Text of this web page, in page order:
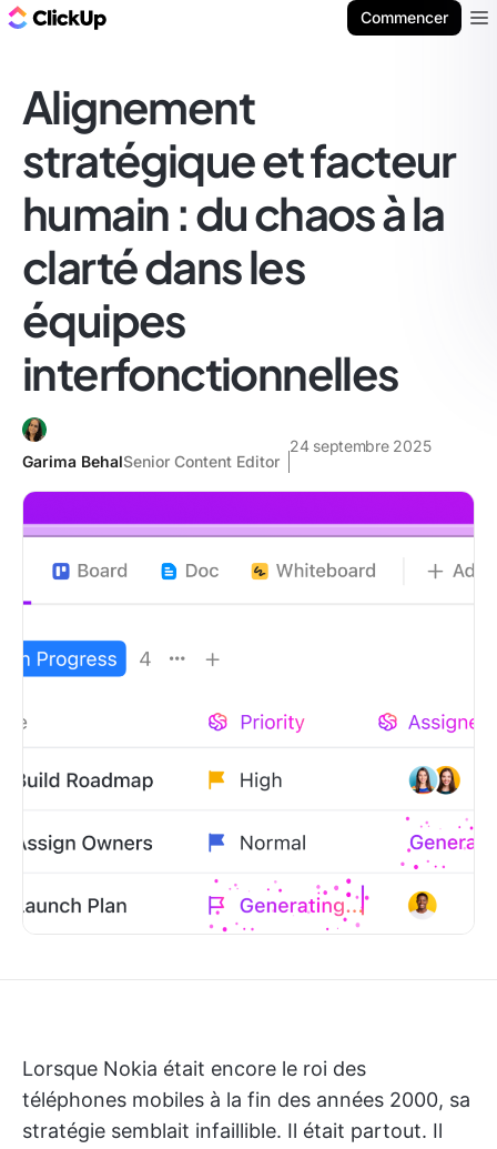
Commencer
Alignement
stratégique et facteur
humain : du chaos à la
clarté dans les
équipes
interfonctionnelles
Garima BehalSenior Content Editor
24 septembre 2025
Lorsque Nokia était encore le roi des
téléphones mobiles à la fin des années 2000, sa
stratégie semblait infaillible. Il était partout. Il